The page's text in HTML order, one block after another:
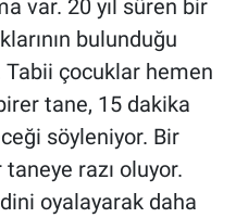
var. 20 yıl süren bir
bulunduğu
Tabii çocuklar hemen
tane, 15 dakika
söyleniyor. Bir
razı oluyor.
oyalayarak daha